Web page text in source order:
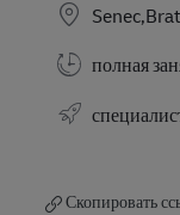
полная
Скопировать